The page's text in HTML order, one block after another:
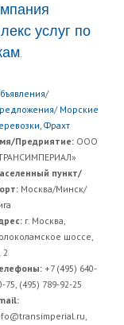
услуг по
/
/ Морские
Фрахт
Предриятие:ООО
пункт/
Москва/Минск/
г. Москва,
шоссе,
2
+7 (495) 640-
75, (495) 789-92-25